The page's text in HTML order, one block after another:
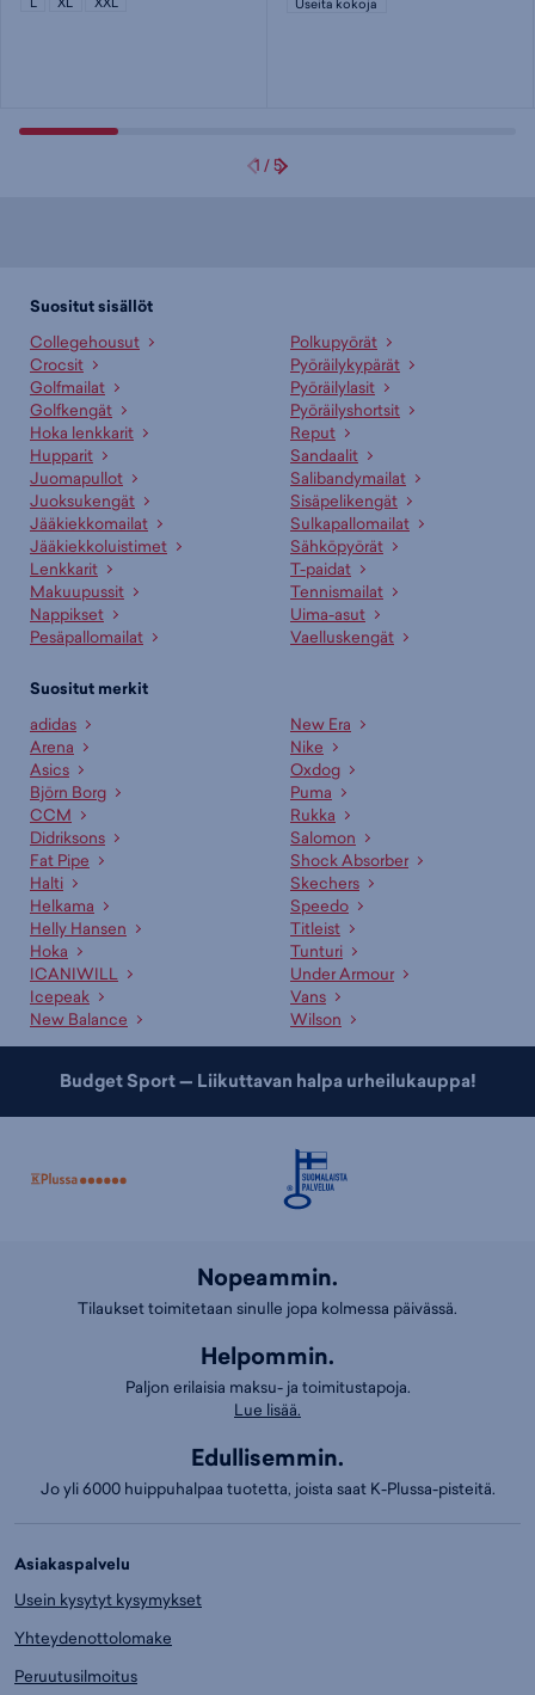
1 /5
Suositut sisällöt
Collegehousut
Crocsit
Golfmailat
Golfkengät
Hoka lenkkarit
Hupparit
Juomapullot
Juoksukengät
Jääkiekkomailat
Jääkiekkoluistimet
Lenkkarit
Makuupussit
Nappikset
Pesäpallomailat
Polkupyörät
Pyöräilykypärät
Pyöräilylasit
Pyöräilyshortsit
Reput
Sandaalit
Salibandymailat
Sisäpelikengät
Sulkapallomailat
Sähköpyörät
T-paidat
Tennismailat
Uima-asut
Vaelluskengät
Suositut merkit
adidas
Arena
Asics
Björn Borg
CCM
Didriksons
Fat Pipe
Halti
Helkama
Helly Hansen
Hoka
ICANIWILL
Icepeak
New Balance
New Era
Nike
Oxdog
Puma
Rukka
Salomon
Shock Absorber
Skechers
Speedo
Titleist
Tunturi
Under Armour
Vans
Wilson
Budget Sport — Liikuttavan halpa urheilukauppa!
Nopeammin.
Tilaukset toimitetaan sinulle jopa kolmessa päivässä.
Helpommin.
Paljon erilaisia maksu- ja toimitustapoja.
Lue lisää.
Edullisemmin.
Jo yli 6000 huippuhalpaa tuotetta, joista saat K-Plussa-pisteitä.
Asiakaspalvelu
Usein kysytyt kysymykset
Yhteydenottolomake
Peruutusilmoitus